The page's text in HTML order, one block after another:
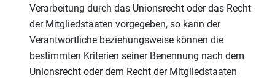
Verarbeitung durch das Unionsrecht oder das Recht
der Mitgliedstaaten vorgegeben, so kann der
Verantwortliche beziehungsweise können die
bestimmten Kriterien seiner Benennung nach dem
Unionsrecht oder dem Recht der Mitgliedstaaten